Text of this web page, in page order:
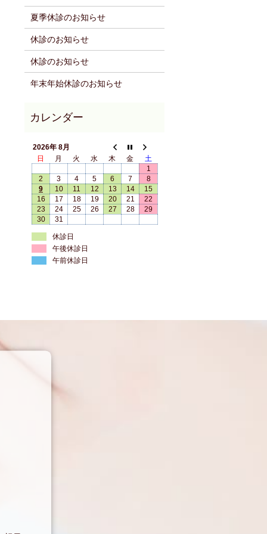
夏季休診のお知らせ
休診のお知らせ
休診のお知らせ
年末年始休診のお知らせ
2026年 8月
日
月 火 水 木 金
土
1
2
3 4 5 6 7
8
9
10 11 12 13 14
15
16
17 18 19 20 21
22
23
24 25 26 27 28
29
30
31
休診日
午後休診日
午前休診日